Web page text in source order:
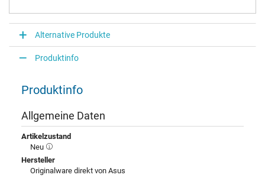
Alternative Produkte
Produktinfo
Produktinfo
Allgemeine Daten
Artikelzustand
Neu
Hersteller
Originalware direkt von Asus